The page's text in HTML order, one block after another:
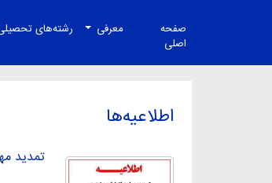
صفحه
اصلی
معرفی رشته‌های
اطلاعیه‌ها
تمدید